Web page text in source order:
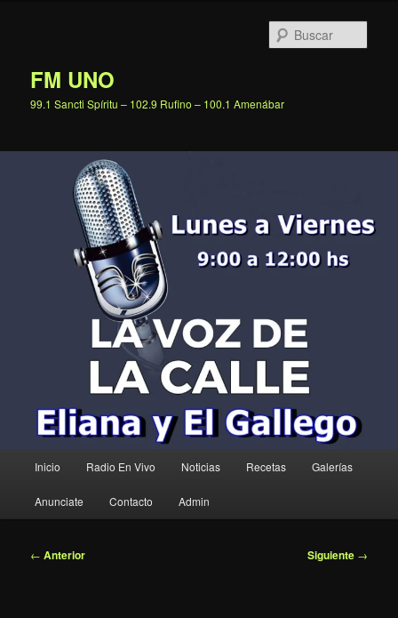
FM UNO
99.1 Sancti Spíritu – 102.9 Rufino – 100.1 Amenábar
principal
Inicio Radio En Vivo Noticias Recetas Galerías
Anunciate Contacto Admin
Navegación
← Anterior Siguiente →